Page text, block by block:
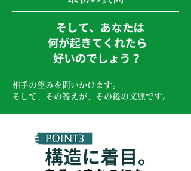
相手の望みを問いかけます。
​そして、その答えが、その後の文脈です。